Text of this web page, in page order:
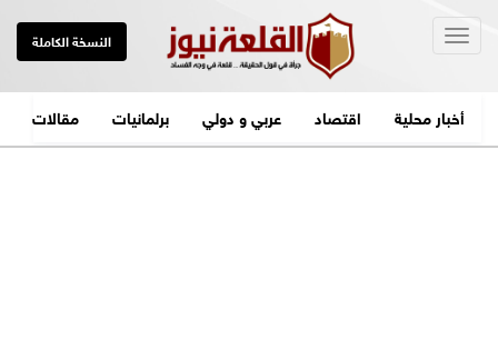
النسخة الكاملة
أخبار محلية اقتصاد عربي و دولي برلمانيات مقالات